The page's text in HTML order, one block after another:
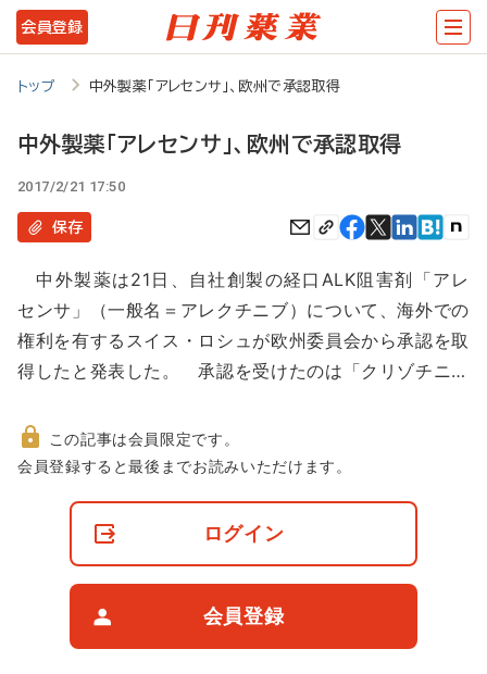
メ
イ
テ
移
動
会員登録
トップ 中外製薬「アレセンサ」、欧州で承認取得
中外製薬「アレセンサ」、欧州で承認取得
2017/2/21 17:50
保存
中外製薬は21日、自社創製の経口ALK阻害剤「アレ
センサ」（一般名＝アレクチニブ）について、海外での
権利を有するスイス・ロシュが欧州委員会から承認を取
得したと発表した。 承認を受けたのは「クリゾチニ…
非
この記事は会員限定です。
会員登録すると最後までお読みいただけます。
ログイン
会員登録